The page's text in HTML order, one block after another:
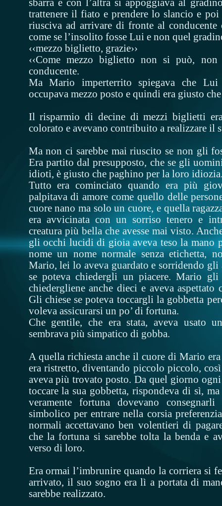
sbarra e con l’altra si appoggiava al
trattenere il fiato e prendere lo slancio e
riusciva ad arrivare di fronte al conducente
come se l’insolito fosse Lui e non quel
‹‹mezzo biglietto, grazie››
‹‹Come mezzo biglietto non si può, non
conducente.
Ma Mario imperterrito spiegava che
occupava mezzo posto e quindi era giusto
Il risparmio di decine di mezzi biglietti
colorato e avevano contribuito a realizzare il
Ma non ci sarebbe mai riuscito se non gli
Era partito dal presupposto, che se gli
idioti, è giusto che paghino per la loro
Tutto era cominciato quando era più
palpitava di amore come quello delle
cuore nano ma solo un cuore, e quella
era avvicinata con un sorriso tenero e
creatura più bella che avesse mai visto.
gli occhi lucidi di gioia aveva teso la mano
nome un nome normale senza etichetta,
Mario, lei lo aveva guardato e sorridendo gli
se poteva chiedergli un piacere. Mario gli
chiedergliene anche dieci e aveva
Gli chiese se poteva toccargli la gobbetta
voleva assicurarsi un po’ di fortuna.
Che gentile, che era stata, aveva usato
sembrava più simpatico di gobba.
A quella richiesta anche il cuore di Mario
era ristretto, diventando piccolo piccolo,
aveva più trovato posto. Da quel giorno
toccare la sua gobbetta, rispondeva di sì,
veramente fortuna dovevano
simbolico per entrare nella corsia
normali accettavano ben volentieri di
che la fortuna si sarebbe tolta la benda e
verso di loro.
Era ormai l’imbrunire quando la corriera si
arrivato, il suo sogno era lì a portata di
sarebbe realizzato.